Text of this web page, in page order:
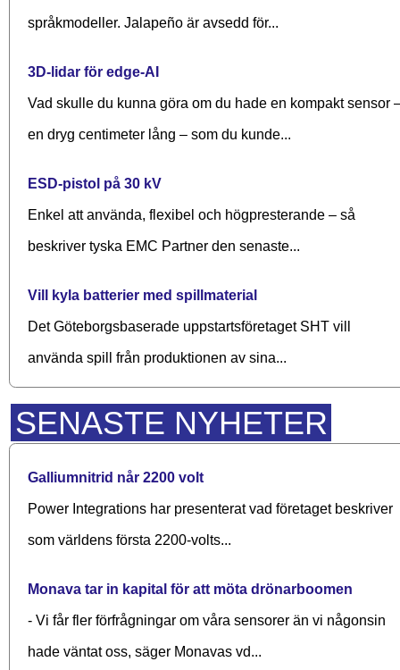
språkmodeller. Jalapeño är avsedd för...
3D-lidar för edge-AI
Vad skulle du kunna göra om du hade en kompakt sensor
en dryg centimeter lång – som du kunde...
ESD-pistol på 30 kV
Enkel att använda, flexibel och högpresterande – så
beskriver tyska EMC Partner den senaste...
Vill kyla batterier med spillmaterial
Det Göteborgsbaserade upp­starts­företaget SHT vill
använda spill från produktionen av sina...
SENASTE NYHETER
Galliumnitrid når 2200 volt
Power Integrations har presenterat vad företaget beskriver
som världens första 2200-volts...
Monava tar in kapital för att möta drönarboomen
- Vi får fler förfrågningar om våra sensorer än vi någonsin
hade väntat oss, säger Monavas vd...